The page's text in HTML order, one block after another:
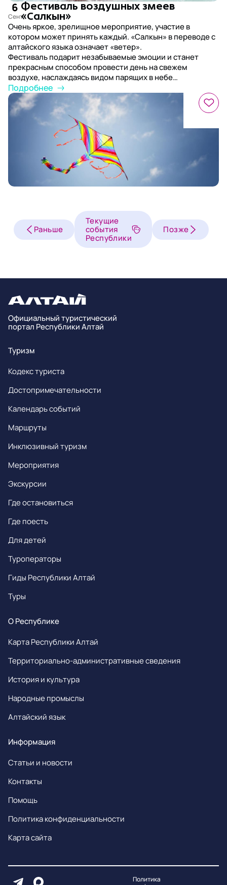
6 Фестиваль воздушных змеев
«Салкын»
Очень яркое, зрелищное мероприятие, участие в
котором может принять каждый. «Салкын» в переводе с
алтайского языка означает «ветер».
Фестиваль подарит незабываемые эмоции и станет
прекрасным способом провести день на свежем
воздухе, наслаждаясь видом парящих в небе
разноцветных змеев и алтайских гор.
Подробнее
Раньше
Текущие
события
Республики
Позже
Официальный туристический
портал Республики Алтай
Туризм
Кодекс туриста
Достопримечательности
Календарь событий
Маршруты
Инклюзивный туризм
Мероприятия
Экскурсии
Где остановиться
Где поесть
Для детей
Туроператоры
Гиды Республики Алтай
Туры
О Республике
Карта Республики Алтай
Территориально-административные сведения
История и культура
Народные промыслы
Алтайский язык
Информация
Статьи и новости
Контакты
Помощь
Политика конфиденциальности
Карта сайта
Политика